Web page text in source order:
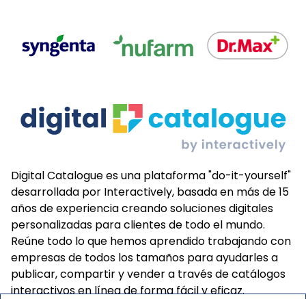
Digital Catalogue es una plataforma "do-it-yourself"
desarrollada por Interactively, basada en más de 15
años de experiencia creando soluciones digitales
personalizadas para clientes de todo el mundo.
Reúne todo lo que hemos aprendido trabajando con
empresas de todos los tamaños para ayudarles a
publicar, compartir y vender a través de catálogos
interactivos en línea de forma fácil y eficaz.